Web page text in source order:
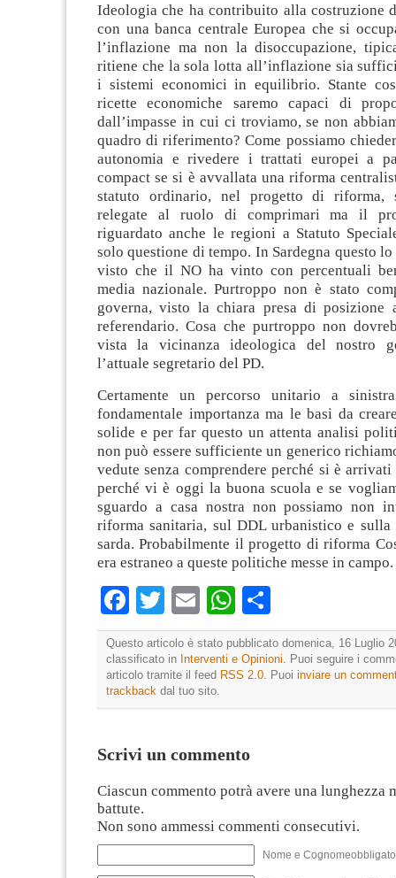
Ideologia che ha contribuito alla costruzione
con una banca centrale Europea che si
l’inflazione ma non la disoccupazione,
ritiene che la sola lotta all’inflazione sia
i sistemi economici in equilibrio. Stante
ricette economiche saremo capaci di
dall’impasse in cui ci troviamo, se non
quadro di riferimento? Come possiamo
autonomia e rivedere i trattati europei a
compact se si è avvallata una riforma
statuto ordinario, nel progetto di riforma,
relegate al ruolo di comprimari ma il
riguardato anche le regioni a Statuto
solo questione di tempo. In Sardegna questo
visto che il NO ha vinto con percentuali
media nazionale. Purtroppo non è stato
governa, visto la chiara presa di posizione
referendario. Cosa che purtroppo non
vista la vicinanza ideologica del nostro
l’attuale segretario del PD.
Certamente un percorso unitario a
fondamentale importanza ma le basi da
solide e per far questo un attenta analisi
non può essere sufficiente un generico
vedute senza comprendere perché si è
perché vi è oggi la buona scuola e se
sguardo a casa nostra non possiamo non
riforma sanitaria, sul DDL urbanistico e sulla
sarda. Probabilmente il progetto di riforma
era estraneo a queste politiche messe in campo.
Facebook
TwitterEmailWhatsApp
Questo articolo è stato pubblicato domenica, 16 Luglio
classificato in Interventi e Opinioni. Puoi seguire i
articolo tramite il feed RSS 2.0. Puoi inviare un
trackback dal tuo sito.
Scrivi un commento
Ciascun commento potrà avere una lunghezza
battute.
Non sono ammessi commenti consecutivi.
Nome e